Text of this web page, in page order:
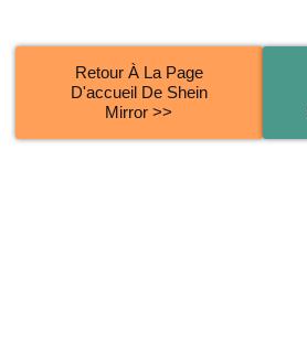
Retour À La Page
D'accueil De Shein
Mirror >>